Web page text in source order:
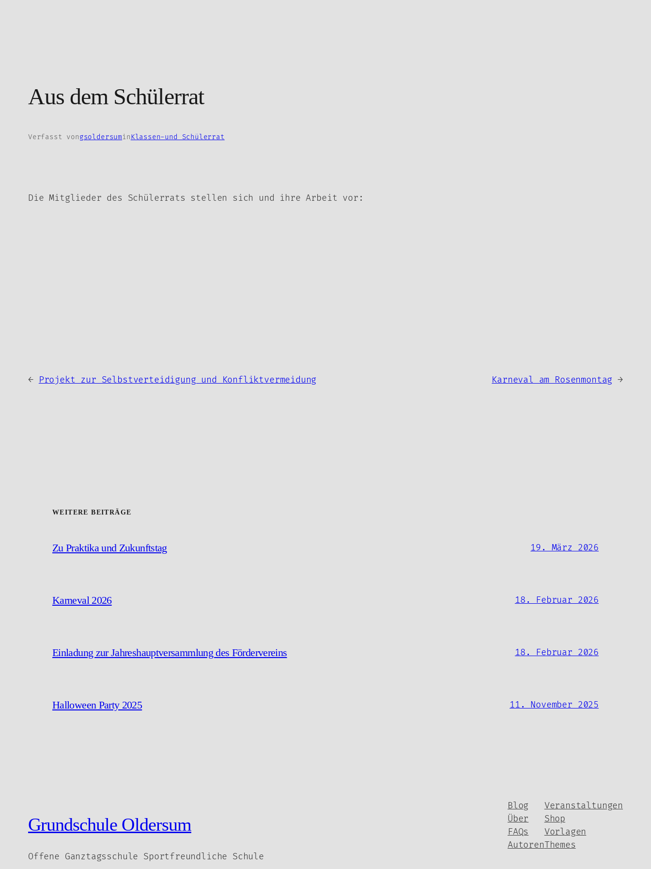
Aus dem Schülerrat
Verfasst vongsoldersuminKlassen-und Schülerrat
Die Mitglieder des Schülerrats stellen sich und ihre Arbeit vor:
← Projekt zur Selbstverteidigung und Konfliktvermeidung Karneval am Rosenmontag →
WEITERE BEITRÄGE
Zu Praktika und Zukunftstag 19. März 2026
Karneval 2026 18. Februar 2026
Einladung zur Jahreshauptversammlung des Fördervereins 18. Februar 2026
Halloween Party 2025 11. November 2025
Grundschule Oldersum
Offene Ganztagsschule Sportfreundliche Schule
Blog
Über
FAQs
Autoren
Veranstaltungen
Shop
Vorlagen
Themes